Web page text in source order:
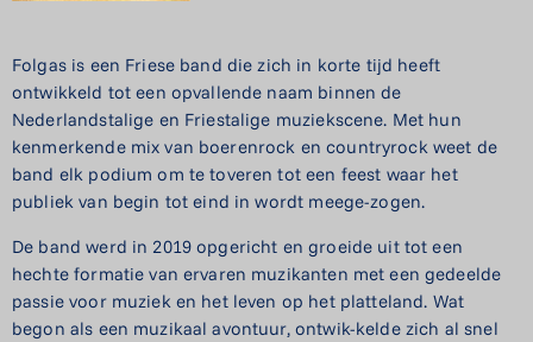
Folgas is een Friese band die zich in korte tijd heeft
ontwikkeld tot een opvallende naam binnen de
Nederlandstalige en Friestalige muziekscene. Met hun
kenmerkende mix van boerenrock en countryrock weet de
band elk podium om te toveren tot een feest waar het
publiek van begin tot eind in wordt meege-zogen.
De band werd in 2019 opgericht en groeide uit tot een
hechte formatie van ervaren muzikanten met een gedeelde
passie voor muziek en het leven op het platteland. Wat
begon als een muzikaal avontuur, ontwik-kelde zich al snel